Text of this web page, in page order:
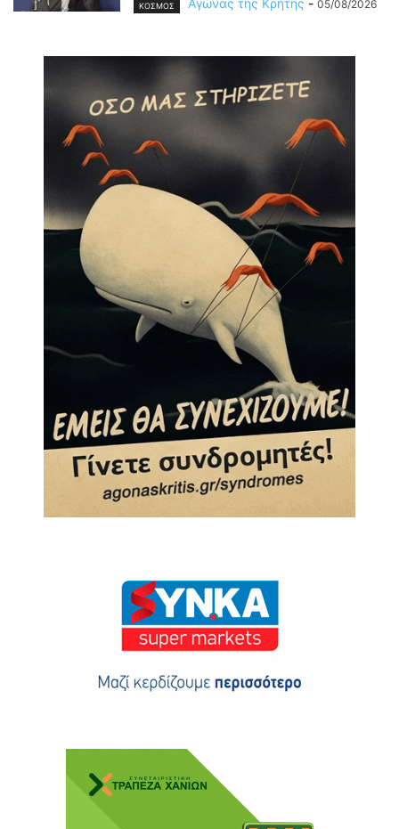
ΚΟΣΜΟΣ Αγώνας της Κρήτης - 05/08/2026